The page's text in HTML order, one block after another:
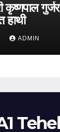
कृष्णपाल
हाथी
ADMIN